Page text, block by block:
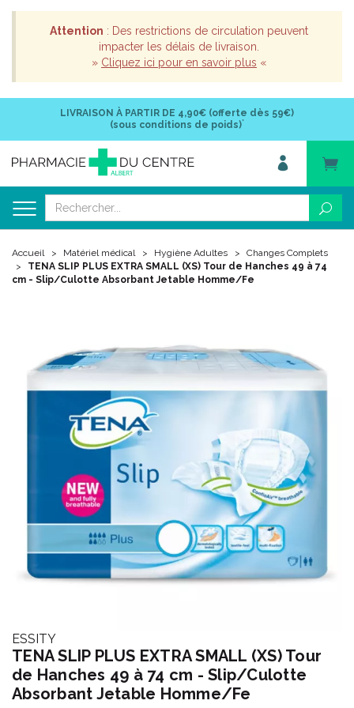
Attention : Des restrictions de circulation peuvent
impacter les délais de livraison.
» Cliquez ici pour en savoir plus «
LIVRAISON À PARTIR DE 4,90€ (offerte dès 59€)
(sous conditions de poids)*
Accueil Matériel médical Hygiène Adultes
Changes Complets
TENA SLIP PLUS EXTRA SMALL (XS) Tour de Hanches 49 à 74
cm - Slip/Culotte Absorbant Jetable Homme/Fe
ESSITY
TENA SLIP PLUS EXTRA SMALL (XS) Tour
de Hanches 49 à 74 cm - Slip/Culotte
Absorbant Jetable Homme/Fe